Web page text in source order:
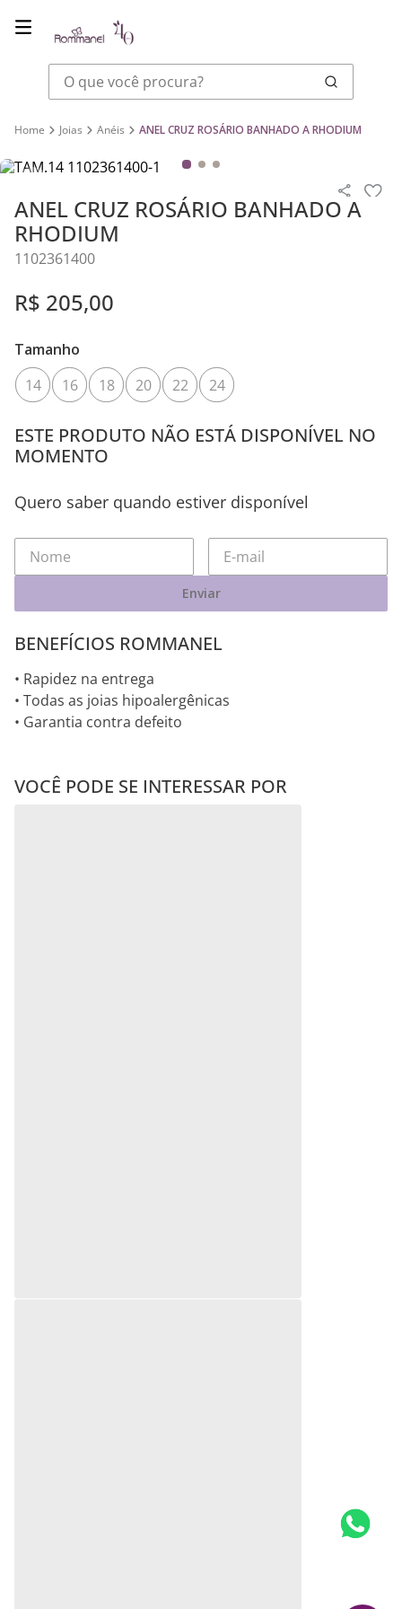
O que você procura?
Joias Anéis ANEL CRUZ ROSÁRIO BANHADO A RHODIUM
ANEL CRUZ ROSÁRIO BANHADO A
RHODIUM
1102361400
R$ 205,00
Tamanho
14
16 18 20 22 24
ESTE PRODUTO NÃO ESTÁ DISPONÍVEL NO
MOMENTO
Quero saber quando estiver disponível
Enviar
BENEFÍCIOS ROMMANEL
• Rapidez na entrega
• Todas as joias hipoalergênicas
• Garantia contra defeito
VOCÊ PODE SE INTERESSAR POR